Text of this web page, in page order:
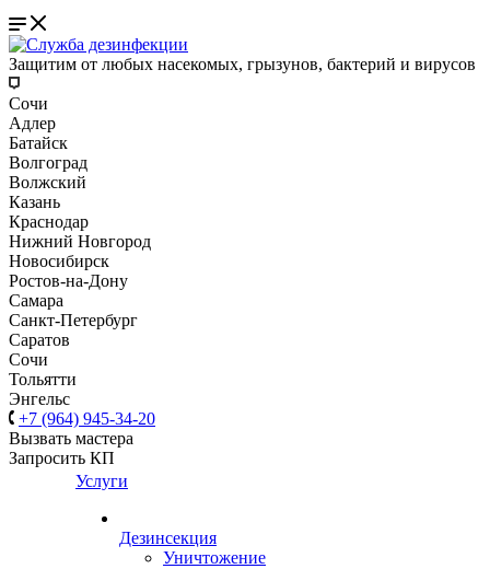
Защитим от любых насекомых, грызунов, бактерий и вирусов
Сочи
Адлер
Батайск
Волгоград
Волжский
Казань
Краснодар
Нижний Новгород
Новосибирск
Ростов-на-Дону
Самара
Санкт-Петербург
Саратов
Сочи
Тольятти
Энгельс
+7 (964) 945-34-20
Вызвать мастера
Запросить КП
Услуги
Дезинсекция
Уничтожение